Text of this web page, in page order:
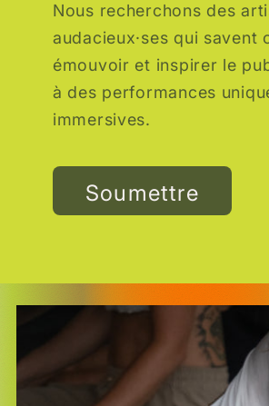
Nous recherchons des
audacieux·ses qui savent
émouvoir et inspirer le
à des performances
immersives.
Soumettre